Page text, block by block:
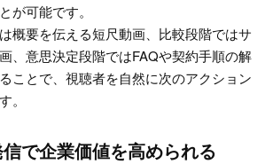
が可能です。
概要を伝える短尺動画、比較段階ではサ
、意思決定段階ではFAQや契約手順の解
ことで、視聴者を自然に次のアクション
。
で企業価値を高められる